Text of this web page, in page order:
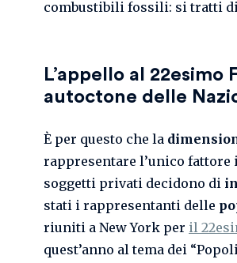
combustibili fossili: si tratti
L’appello al
autoctone delle
È per questo che la
rappresentare l’unico
soggetti privati decidono di
stati i rappresentanti delle
riuniti a New York per il
quest’anno al tema dei